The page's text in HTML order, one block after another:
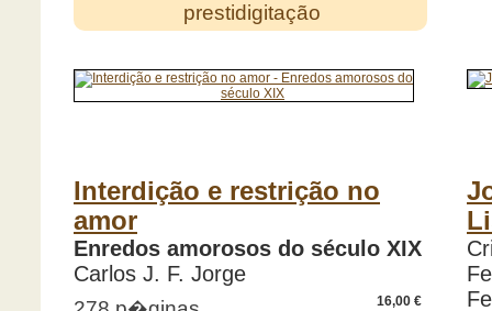
prestidigitação
Interdição e restrição no
amor
Enredos amorosos do século XIX
Carlos J. F. Jorge
16,00 €